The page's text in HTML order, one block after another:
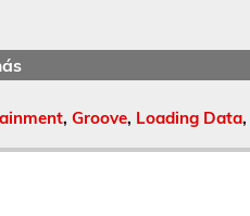
, Groove, Loading Data,